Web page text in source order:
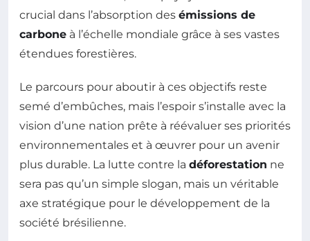
crucial dans l’absorption des émissions de
carbone à l’échelle mondiale grâce à ses vastes
étendues forestières.
Le parcours pour aboutir à ces objectifs reste
semé d’embûches, mais l’espoir s’installe avec la
vision d’une nation prête à réévaluer ses priorités
environnementales et à œuvrer pour un avenir
plus durable. La lutte contre la déforestation ne
sera pas qu’un simple slogan, mais un véritable
axe stratégique pour le développement de la
société brésilienne.